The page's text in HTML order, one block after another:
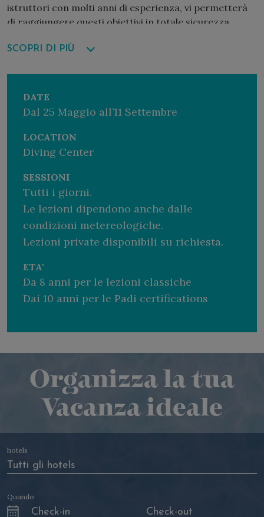
DATE
Dal 25 Maggio all’11 Settembre
LOCATION
Diving Center
SESSIONI
Tutti i giorni.
Le lezioni dipendono anche dalle
condizioni metereologiche.
Lezioni private disponibili su richiesta.
ETA'
Da 8 anni per le lezioni classiche
Dai 10 anni per le Padi certifications
SCOPRI DI PIÙ
istruttori con molti anni di esperienza, vi permetterà
di raggiungere questi obiettivi in totale sicurezza
Le lezioni sono personalizzate e basate sul tipo di
Per maggiori informazioni, contatta i nostri holiday
holiday@fortevillage.com
Organizza la tua
Vacanza ideale
hotels
Quando